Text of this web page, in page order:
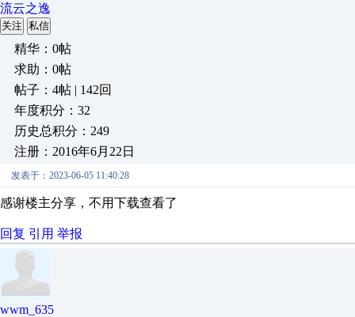
流云之逸
关注 私信
精华：0帖
求助：0帖
帖子：4帖 | 142回
年度积分：32
历史总积分：249
注册：2016年6月22日
发表于：2023-06-05 11:40:28
感谢楼主分享，不用下载查看了
回复 引用 举报
wwm_635